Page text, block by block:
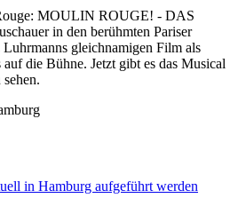
MOULIN ROUGE! - DAS
in den berühmten Pariser
gleichnamigen Film als
die Bühne. Jetzt gibt es das Musical
in Hamburg aufgeführt werden